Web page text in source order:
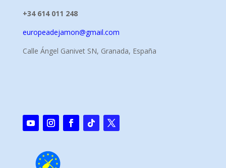
+34 614 011 248
europeadejamon@gmail.com
Calle Ángel Ganivet SN, Granada, España